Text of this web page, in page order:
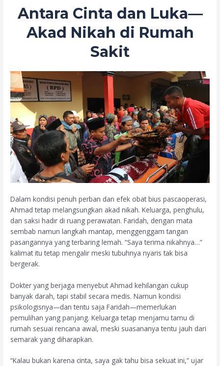
Antara Cinta dan Luka—
Akad Nikah di Rumah
Sakit
Dalam kondisi penuh perban dan efek obat bius pascaoperasi,
Ahmad tetap melangsungkan akad nikah. Keluarga, penghulu,
dan saksi hadir di ruang perawatan. Faridah, dengan mata
sembab namun langkah mantap, menggenggam tangan
pasangannya yang terbaring lemah. “Saya terima nikahnya…”
kalimat itu tetap mengalir meski tubuhnya nyaris tak bisa
bergerak.
Dokter yang berjaga menyebut Ahmad kehilangan cukup
banyak darah, tapi stabil secara medis. Namun kondisi
psikologisnya—dan tentu saja Faridah—memerlukan
pemulihan yang panjang. Keluarga tetap menjamu tamu di
rumah sesuai rencana awal, meski suasananya tentu jauh dari
semarak yang diharapkan.
“Kalau bukan karena cinta, saya gak tahu bisa sekuat ini,” ujar